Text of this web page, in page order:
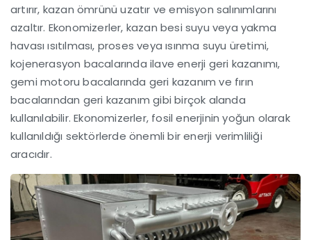
artırır, kazan ömrünü uzatır ve emisyon salınımlarını
azaltır. Ekonomizerler, kazan besi suyu veya yakma
havası ısıtılması, proses veya ısınma suyu üretimi,
kojenerasyon bacalarında ilave enerji geri kazanımı,
gemi motoru bacalarında geri kazanım ve fırın
bacalarından geri kazanım gibi birçok alanda
kullanılabilir. Ekonomizerler, fosil enerjinin yoğun olarak
kullanıldığı sektörlerde önemli bir enerji verimliliği
aracıdır.